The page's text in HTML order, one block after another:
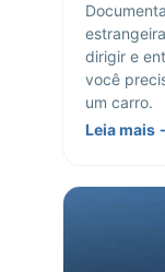
dirigir e
você
um carro.
Leia mais